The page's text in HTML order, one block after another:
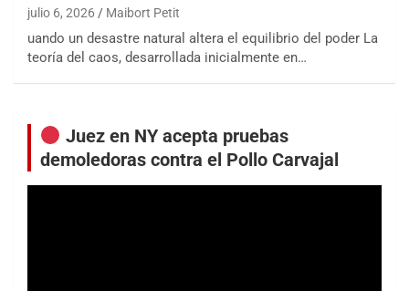
julio 6, 2026 Maibort Petit
uando un desastre natural altera el equilibrio del poder La
teoría del caos, desarrollada inicialmente en…
Juez en NY acepta pruebas
demoledoras contra el Pollo Carvajal